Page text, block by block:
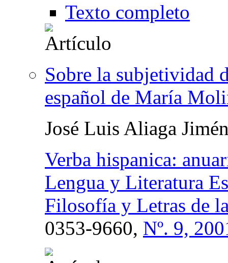
Texto completo
Sobre la subjetividad
español de María
José Luis Aliaga
Verba hispanica:
Lengua y Literatura
Filosofía y Letras de
0353-9660, Nº. 9,